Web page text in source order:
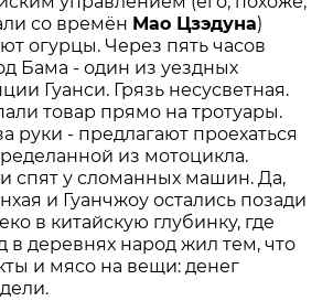
со времён Мао Цзэдуна)
огурцы. Через пять часов
Бама - один из уездных
Гуанси. Грязь несусветная.
товар прямо на тротуары.
руки - предлагают проехаться
из мотоцикла.
спят у сломанных машин. Да,
и Гуанчжоу остались позади
в китайскую глубинку, где
в деревнях народ жил тем, что
и мясо на вещи: денег